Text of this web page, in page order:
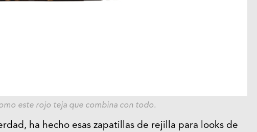
este rojo teja que combina con todo.
ha hecho esas zapatillas de rejilla para looks de